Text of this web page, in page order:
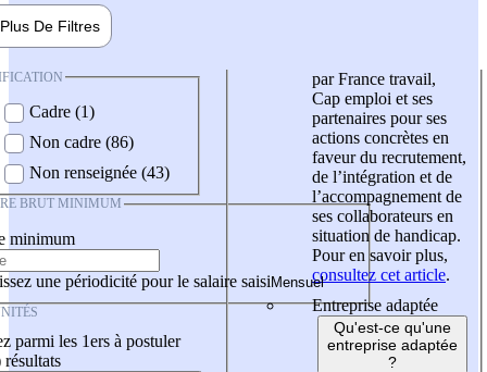
Plus De Filtres
Cadre (1)
Non cadre (86)
Non renseignée (43)
BRUT MINIMUM
minimum
une périodicité pour le salaire saisi
parmi les 1ers à postuler
résultats
par France travail,
Cap emploi et ses
partenaires pour ses
actions concrètes en
faveur du recrutement,
de l’intégration et de
l’accompagnement de
ses collaborateurs en
situation de handicap.
Pour en savoir plus,
consultez cet article.
Entreprise adaptée
Qu'est-ce qu'une
entreprise adaptée
?